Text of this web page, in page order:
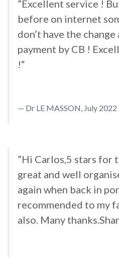
”Excellent service !
before on internet
don’t have the change
payment by CB !
!“
Dr LE MASSON, July 2022
”Hi Carlos,5 stars for
great and well
again when back in
recommended to my
also. Many